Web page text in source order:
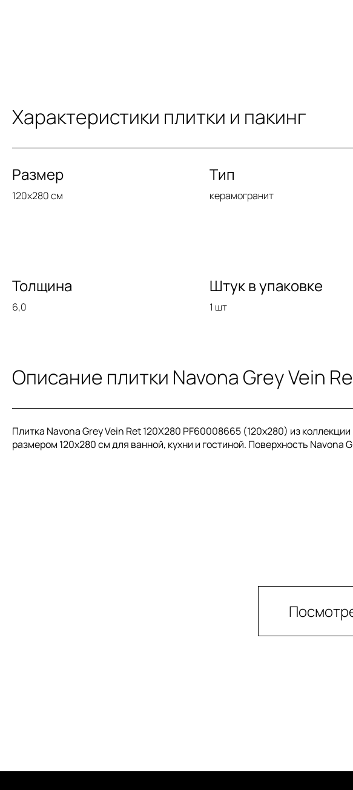
Характеристики плитки и пакинг
Размер
120x280 см
Тип
керамогранит
Толщина
6,0
Штук в упаковке
1 шт
Описание плитки Navona Grey Vein
Плитка Navona Grey Vein Ret 120X280 PF60008665 (120x280) из
размером 120x280 см для ванной, кухни и гостиной. Поверхность